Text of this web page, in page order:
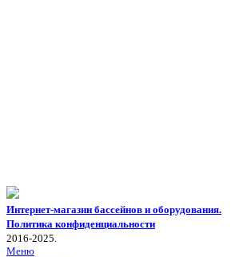
Интернет-магазин бассейнов и оборудования.
Политика конфиденциальности
2016-2025.
Меню